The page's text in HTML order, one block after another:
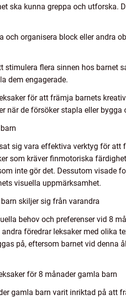
ska kunna greppa och utforska.
och organisera block eller andra
flera sinnen hos barnet
dem engagerade.
för att främja barnets
när de försöker stapla eller bygga
sig vara effektiva verktyg för
som kräver finmotoriska
inte gör det. Dessutom visade
visuella uppmärksamhet.
skiljer sig från varandra
behov och preferenser vid 8
föredrar leksaker med olika
på, eftersom barnet vid denna
för 8 månader gamla barn
gamla barn varit inriktad på att